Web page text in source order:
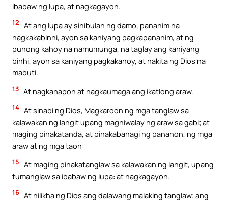
ibabaw ng lupa, at nagkagayon.
12 At ang lupa ay sinibulan ng damo, pananim na
nagkakabinhi, ayon sa kaniyang pagkapananim, at ng
punong kahoy na namumunga, na taglay ang kaniyang
binhi, ayon sa kaniyang pagkakahoy, at nakita ng Dios na
mabuti.
13 At nagkahapon at nagkaumaga ang ikatlong araw.
14 At sinabi ng Dios, Magkaroon ng mga tanglaw sa
kalawakan ng langit upang maghiwalay ng araw sa gabi; at
maging pinakatanda, at pinakabahagi ng panahon, ng mga
araw at ng mga taon:
15 At maging pinakatanglaw sa kalawakan ng langit, upang
tumanglaw sa ibabaw ng lupa: at nagkagayon.
16 At nilikha ng Dios ang dalawang malaking tanglaw; ang